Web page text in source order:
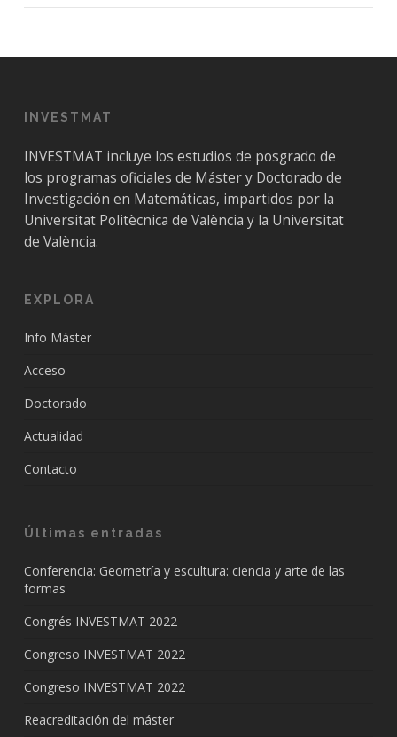
INVESTMAT
INVESTMAT incluye los estudios de posgrado de
los programas oficiales de Máster y Doctorado de
Investigación en Matemáticas, impartidos por la
Universitat Politècnica de València y la Universitat
de València.
EXPLORA
Info Máster
Acceso
Doctorado
Actualidad
Contacto
Últimas entradas
Conferencia: Geometría y escultura: ciencia y arte de las
formas
Congrés INVESTMAT 2022
Congreso INVESTMAT 2022
Congreso INVESTMAT 2022
Reacreditación del máster